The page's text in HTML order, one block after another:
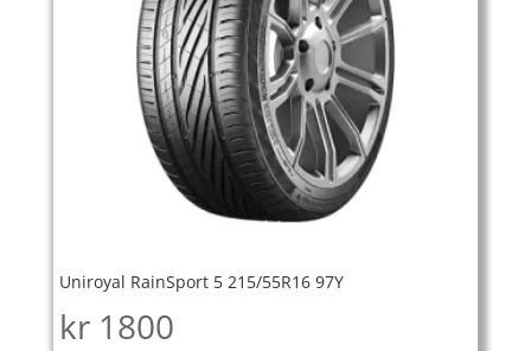
Uniroyal RainSport 5 215/55R16 97Y
kr 1800